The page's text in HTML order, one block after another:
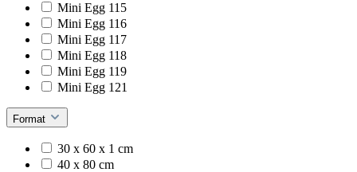
Mini Egg 115
Mini Egg 116
Mini Egg 117
Mini Egg 118
Mini Egg 119
Mini Egg 121
Format
30 x 60 x 1 cm
40 x 80 cm